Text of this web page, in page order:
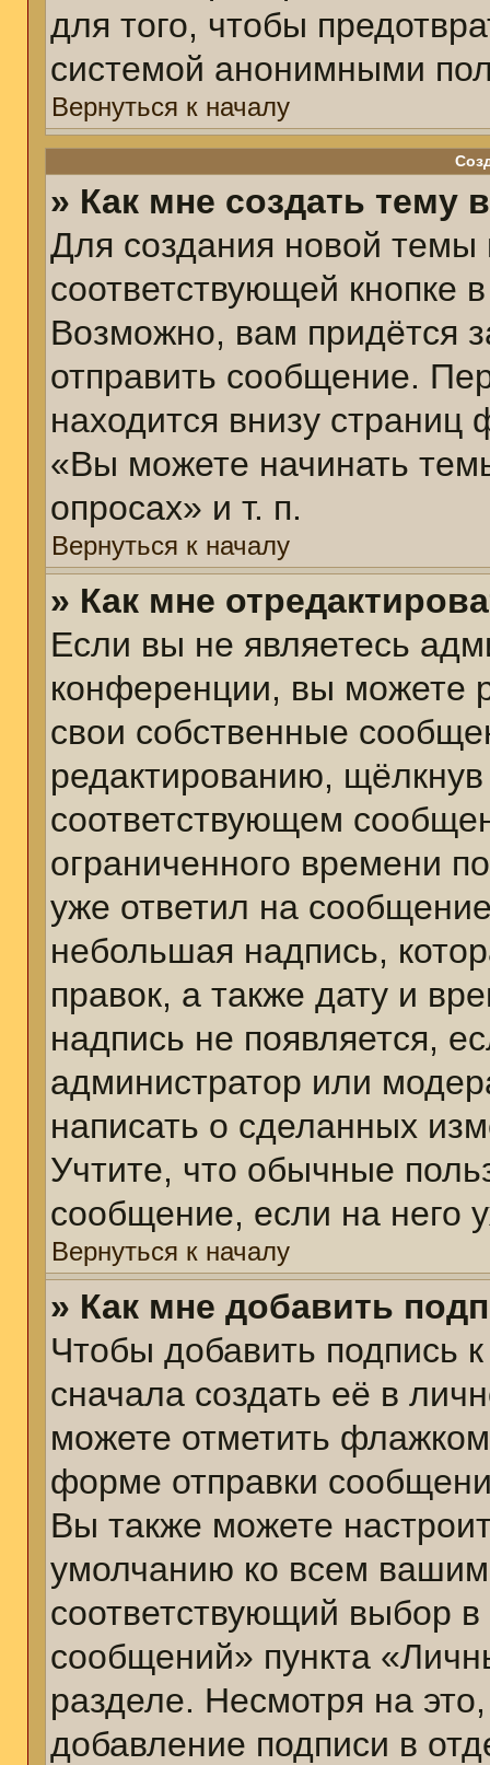
для того, чтобы
системой анонимными
Вернуться к началу
» Как мне создать тему
Для создания новой
соответствующей кнопке
Возможно, вам придётся
отправить сообщение.
находится внизу
«Вы можете начинать
опросах» и т. п.
Вернуться к началу
» Как мне
Если вы не являетесь
конференции, вы можете
свои собственные
редактированию,
соответствующем
ограниченного времени
уже ответил на
небольшая надпись,
правок, а также дату и
надпись не появляется,
администратор или
написать о сделанных
Учтите, что обычные
сообщение, если на него
Вернуться к началу
» Как мне добавить
Чтобы добавить
сначала создать её в
можете отметить
форме отправки
Вы также можете
умолчанию ко всем
соответствующий выбор
сообщений» пункта
разделе. Несмотря на
добавление подписи в